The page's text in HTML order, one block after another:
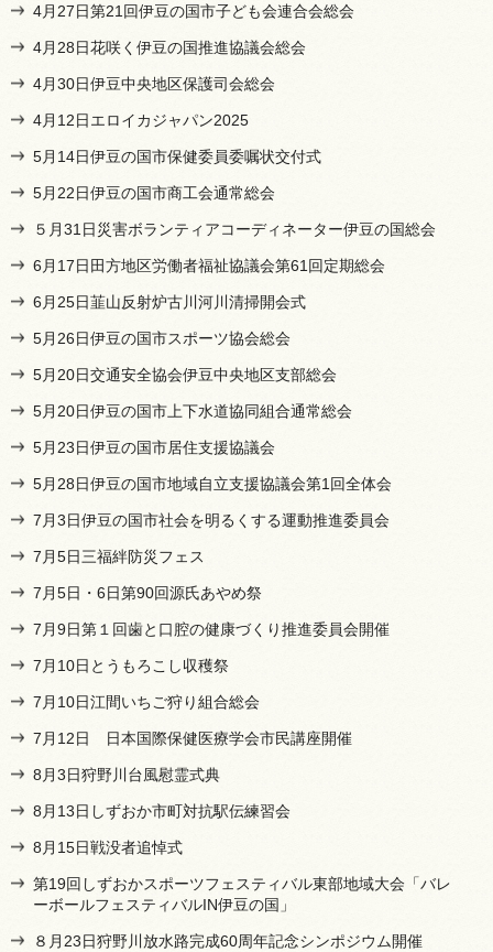
4月27日第21回伊豆の国市子ども会連合会総会
4月28日花咲く伊豆の国推進協議会総会
4月30日伊豆中央地区保護司会総会
4月12日エロイカジャパン2025
5月14日伊豆の国市保健委員委嘱状交付式
5月22日伊豆の国市商工会通常総会
５月31日災害ボランティアコーディネーター伊豆の国総会
6月17日田方地区労働者福祉協議会第61回定期総会
6月25日韮山反射炉古川河川清掃開会式
5月26日伊豆の国市スポーツ協会総会
5月20日交通安全協会伊豆中央地区支部総会
5月20日伊豆の国市上下水道協同組合通常総会
5月23日伊豆の国市居住支援協議会
5月28日伊豆の国市地域自立支援協議会第1回全体会
7月3日伊豆の国市社会を明るくする運動推進委員会
7月5日三福絆防災フェス
7月5日・6日第90回源氏あやめ祭
7月9日第１回歯と口腔の健康づくり推進委員会開催
7月10日とうもろこし収穫祭
7月10日江間いちご狩り組合総会
7月12日 日本国際保健医療学会市民講座開催
8月3日狩野川台風慰霊式典
8月13日しずおか市町対抗駅伝練習会
8月15日戦没者追悼式
第19回しずおかスポーツフェスティバル東部地域大会「バレ
ーボールフェスティバルIN伊豆の国」
８月23日狩野川放水路完成60周年記念シンポジウム開催